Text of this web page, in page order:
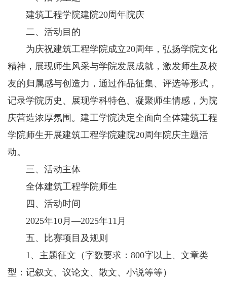
建筑工程学院建院20周年院庆
二、活动目的
为庆祝建筑工程学院成立20周年，弘扬学院文化
精神，展现师生风采与学院发展成就，激发师生及校
友的归属感与创造力，通过作品征集、评选等形式，
记录学院历史、展现学科特色、凝聚师生情感，为院
庆营造浓厚氛围。建工学院决定全面向全体建筑工程
学院师生开展建筑工程学院建院20周年院庆主题活
动。
三、活动主体
全体建筑工程学院师生
四、活动时间
2025年10月—2025年11月
五、比赛项目及规则
1、主题征文（字数要求：800字以上、文章类
型：记叙文、议论文、散文、小说等等）